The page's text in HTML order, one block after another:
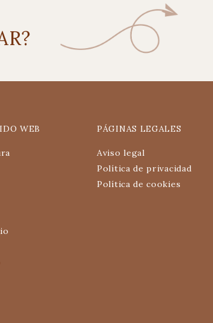
WEB PÁGINAS LEGALES
Aviso legal
Política de privacidad
Política de cookies